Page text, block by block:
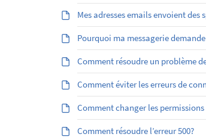
Mes adresses emails envoient des
Pourquoi ma messagerie
Comment résoudre un problème
Comment éviter les erreurs de
Comment changer les
Comment résoudre l’erreur 500?